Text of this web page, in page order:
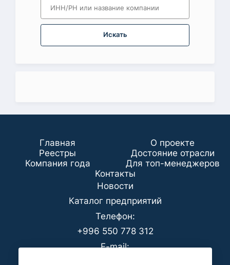
Искать
Главная
О проекте
Реестры
Достояние отрасли
Компания года
Для топ-менеджеров
Koнтaкты
Новости
Каталог предприятий
Телефон:
+996 550 778 312
E-mail: